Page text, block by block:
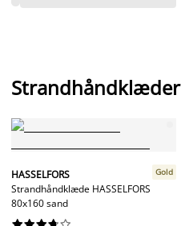
Strandhåndklæder
HASSELFORS
Strandhåndklæde HASSELFORS
80x160 sand
Gold





